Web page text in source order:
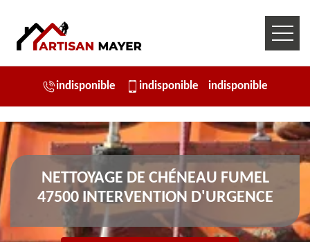
indisponible indisponible indisponible
NETTOYAGE DE CHÉNEAU FUMEL
47500 INTERVENTION D'URGENCE